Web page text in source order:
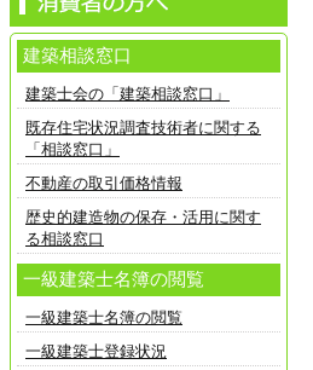
建築相談窓口
建築士会の「建築相談窓口」
既存住宅状況調査技術者に関する
「相談窓口」
不動産の取引価格情報
歴史的建造物の保存・活用に関す
る相談窓口
一級建築士名簿の閲覧
一級建築士名簿の閲覧
一級建築士登録状況